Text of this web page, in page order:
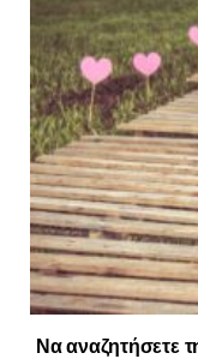
Να αναζητήσετε